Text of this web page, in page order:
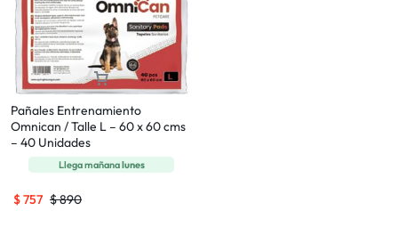
Pañales Entrenamiento
Omnican / Talle L – 60 x 60 cms
– 40 Unidades
Llega mañanalunes
$890
$757